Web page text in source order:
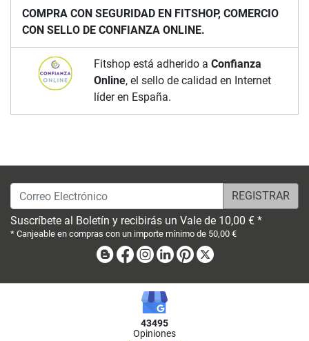
COMPRA CON SEGURIDAD EN FITSHOP, COMERCIO
CON SELLO DE CONFIANZA ONLINE.
Fitshop está adherido a Confianza
Online, el sello de calidad en Internet
líder en España.
Correo Electrónico
Suscríbete al Boletín y recibirás un Vale de 10,00 € *
* Canjeable en compras con un importe mínimo de 50,00 €
BlogFacebook
Instagram
LinkedinPinterest
43495
Opiniones